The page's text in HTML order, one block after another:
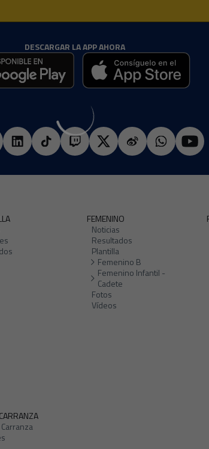
DESCARGAR LA APP AHORA
FEMENINO
Noticias
Resultados
Plantilla
Femenino B
Femenino Infantil -
Cadete
Fotos
Vídeos